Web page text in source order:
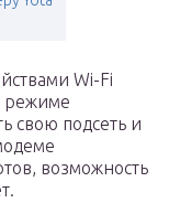
Wi-Fi
режиме
свою подсеть и
возможность